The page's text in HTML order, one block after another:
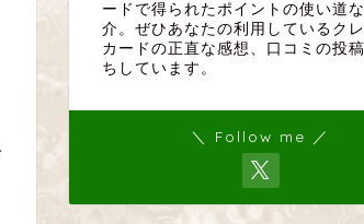
ードで得られたポイントの使い道
介。ぜひあなたの利用しているク
カードの正直な感想、口コミの投
ちしています。
＼ Follow me ／